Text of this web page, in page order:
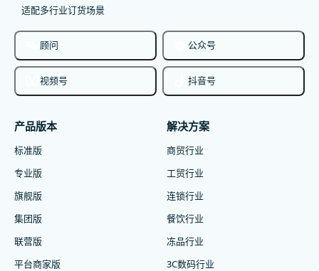
适配多行业订货场景
顾问 公众号
视频号 抖音号
产品版本
标准版
专业版
旗舰版
集团版
联营版
平台商家版
解决方案
商贸行业
工贸行业
连锁行业
餐饮行业
冻品行业
3C数码行业